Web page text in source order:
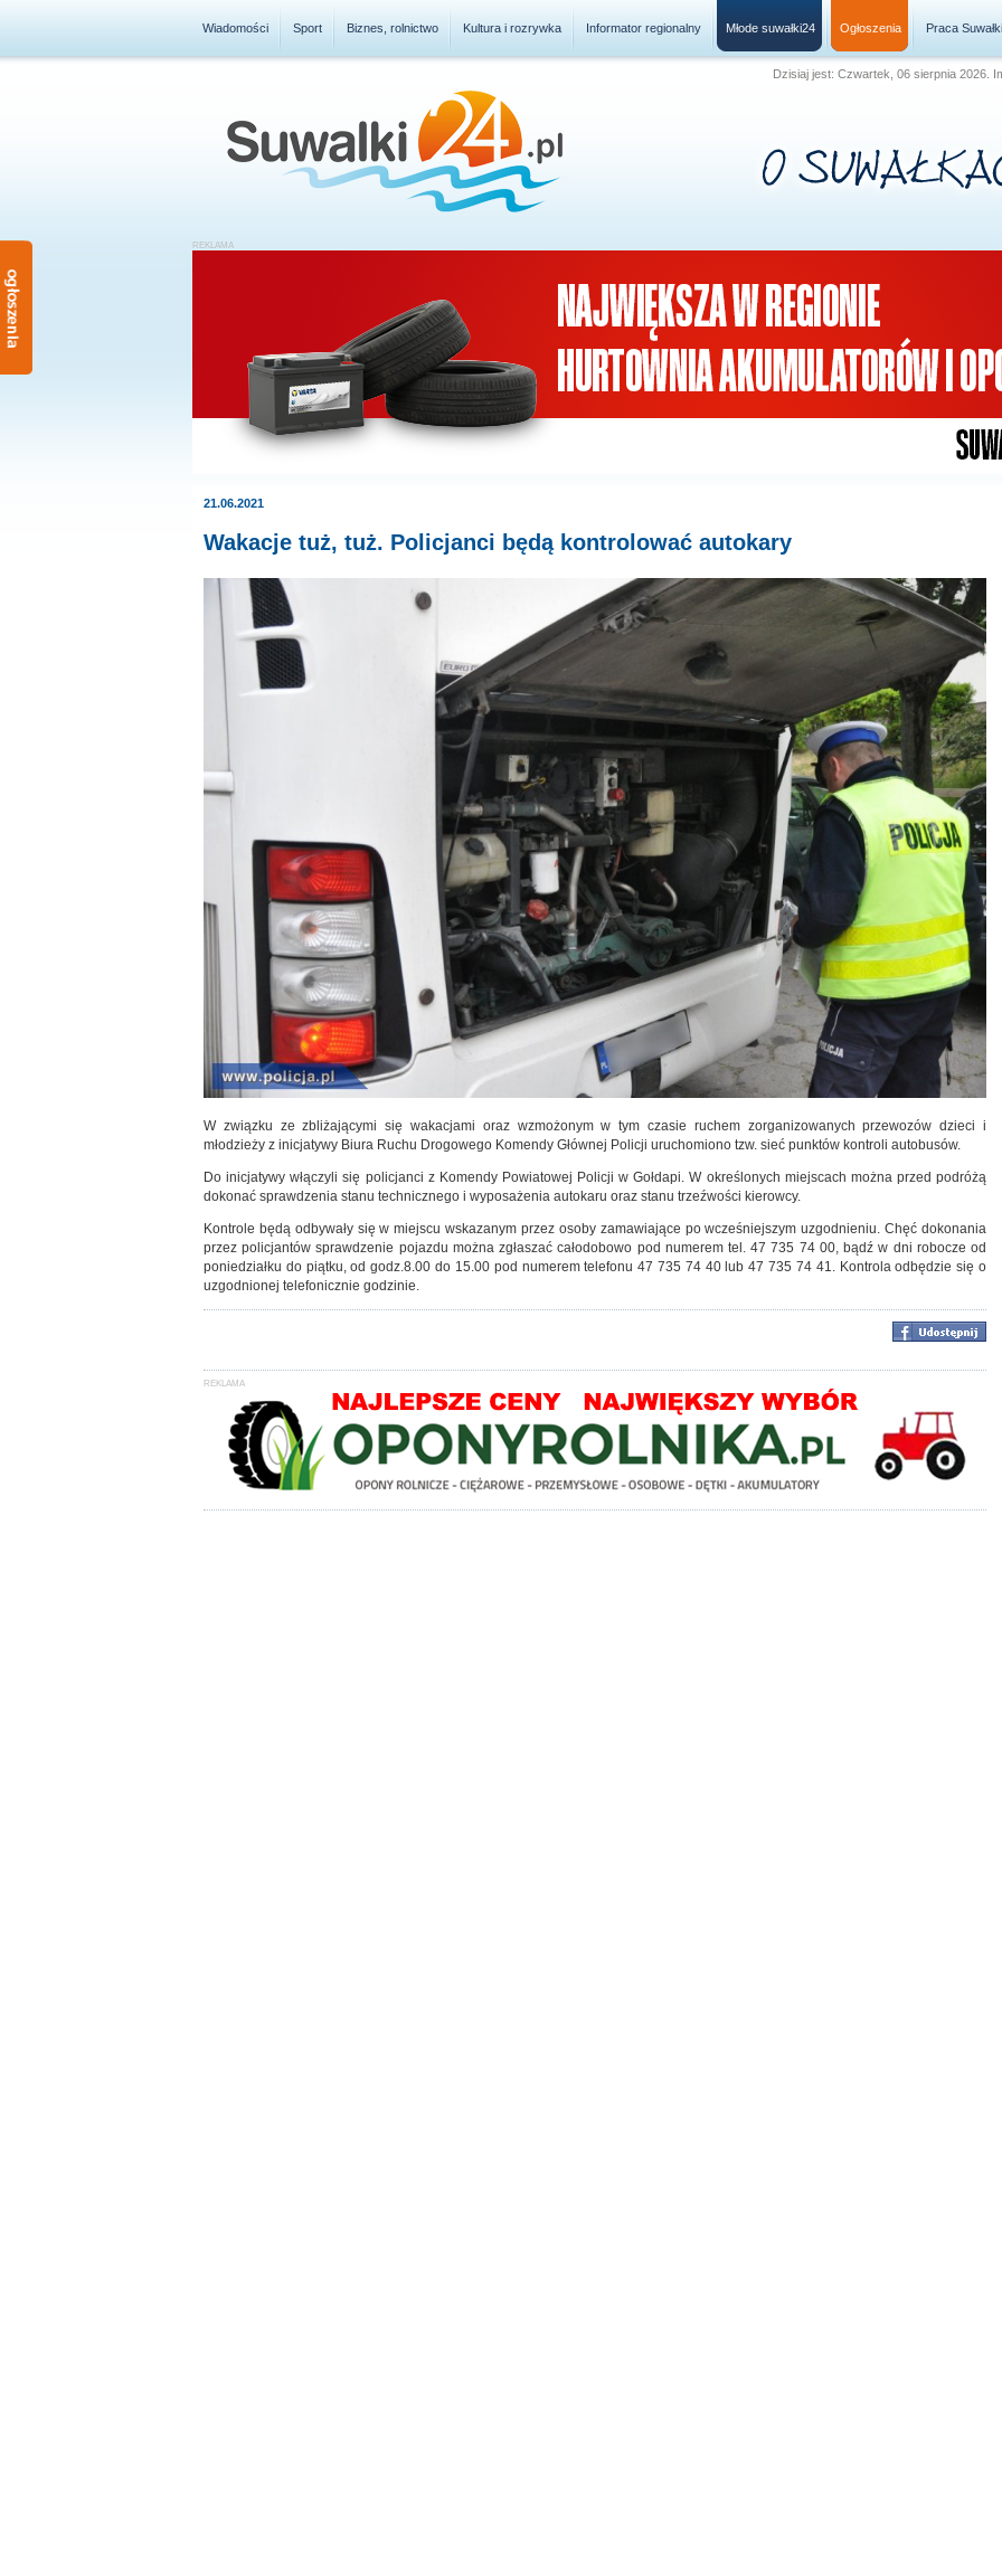
Wiadomości Sport Biznes, rolnictwo Kultura i rozrywka Informator regionalny Młode suwałki24 Ogłoszenia Praca Suwałki
Dzisiaj jest: Czwartek, 06 sierpnia 2026.
21.06.2021
Wakacje tuż, tuż. Policjanci będą kontrolować autokary
W związku ze zbliżającymi się wakacjami oraz wzmożonym w tym czasie ruchem zorganizowanych przewozów dzieci i
młodzieży z inicjatywy Biura Ruchu Drogowego Komendy Głównej Policji uruchomiono tzw. sieć punktów kontroli autobusów.
Do inicjatywy włączyli się policjanci z Komendy Powiatowej Policji w Gołdapi. W określonych miejscach można przed podróżą
dokonać sprawdzenia stanu technicznego i wyposażenia autokaru oraz stanu trzeźwości kierowcy.
Kontrole będą odbywały się w miejscu wskazanym przez osoby zamawiające po wcześniejszym uzgodnieniu. Chęć dokonania
przez policjantów sprawdzenie pojazdu można zgłaszać całodobowo pod numerem tel. 47 735 74 00, bądź w dni robocze od
poniedziałku do piątku, od godz.8.00 do 15.00 pod numerem telefonu 47 735 74 40 lub 47 735 74 41. Kontrola odbędzie się o
uzgodnionej telefonicznie godzinie.